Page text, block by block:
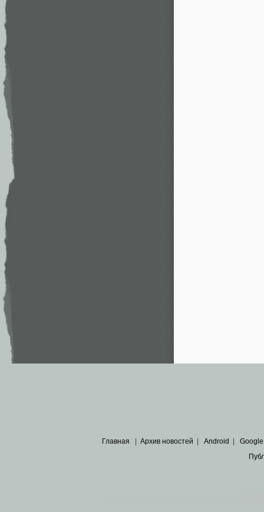
Главная Архив новостей Android Google